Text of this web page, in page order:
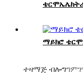
ማይክሮ
ተዛማጅ ብሎግ